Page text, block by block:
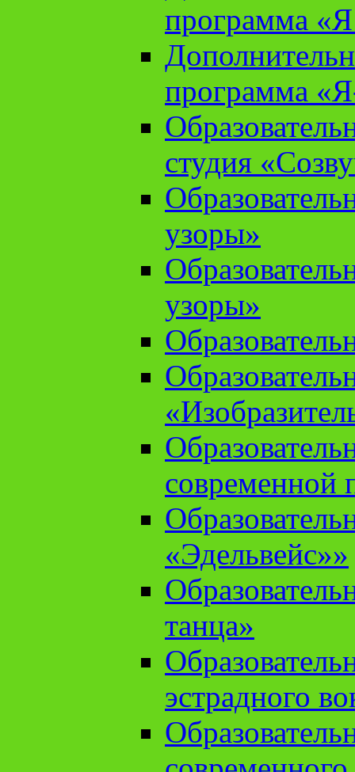
программа «Я
программа
студия
узоры»
узоры»
современной
«Эдельвейс»»
танца»
эстрадного